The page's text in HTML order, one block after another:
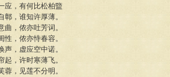
应，有何比松柏盬
，谁知许厚薄。
，侬亦吐芳词。
，侬亦恃春容。
，虚应空中诺。
，许时寒薄飞。
，见莲不分明。